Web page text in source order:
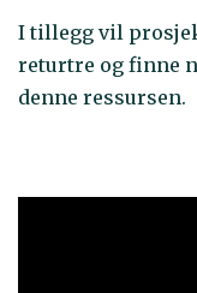
I tillegg vil
returtre og finne
denne ressursen.